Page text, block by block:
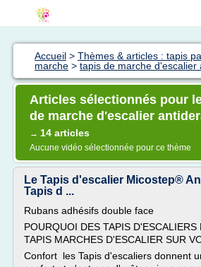
Accueil > Thèmes & articles : tapis
marche > tapis de marche d'escalier
Articles sélectionnés pour
de marche d'escalier
→ 14 articles
Aucune vidéo sélectionnée pour ce thème
Le Tapis d'escalier Micostep®
Tapis d ...
Rubans adhésifs double face
POURQUOI DES TAPIS
TAPIS MARCHES D'ESCALIER SUR
Confort les Tapis d'escaliers donnent